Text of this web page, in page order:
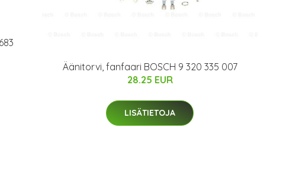
Äänitorvi, fanfaari BOSCH 9 320 335 007
28.25 EUR
LISÄTIETOJA